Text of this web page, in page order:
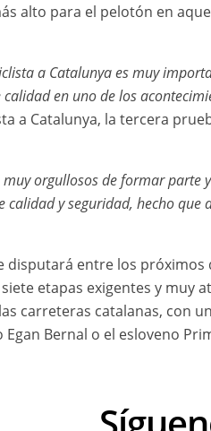
alto para el pelotón en
a Catalunya es muy
en uno de los
a Catalunya, la tercera
orgullosos de formar
y seguridad, hecho
disputará entre los
etapas exigentes y muy
carreteras catalanas, con
Bernal o el esloveno